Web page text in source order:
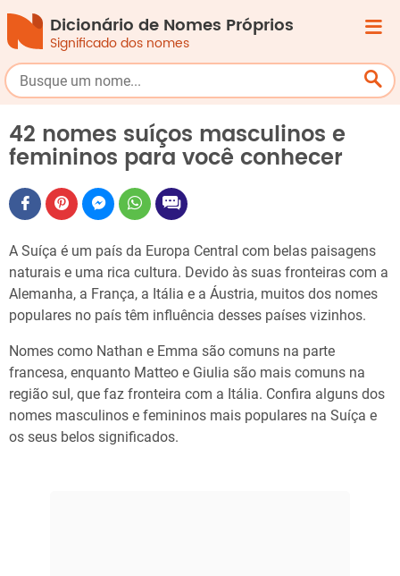
Dicionário de Nomes Próprios
Significado dos nomes
42 nomes suíços masculinos e
femininos para você conhecer
A Suíça é um país da Europa Central com belas paisagens
naturais e uma rica cultura. Devido às suas fronteiras com a
Alemanha, a França, a Itália e a Áustria, muitos dos nomes
populares no país têm influência desses países vizinhos.
Nomes como Nathan e Emma são comuns na parte
francesa, enquanto Matteo e Giulia são mais comuns na
região sul, que faz fronteira com a Itália. Confira alguns dos
nomes masculinos e femininos mais populares na Suíça e
os seus belos significados.